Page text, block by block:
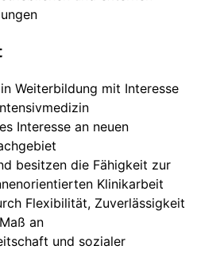
Weiterbildung mit Interesse
Interesse an neuen
besitzen die Fähigkeit zur
Klinikarbeit
Flexibilität, Zuverlässigkeit
an
und sozialer